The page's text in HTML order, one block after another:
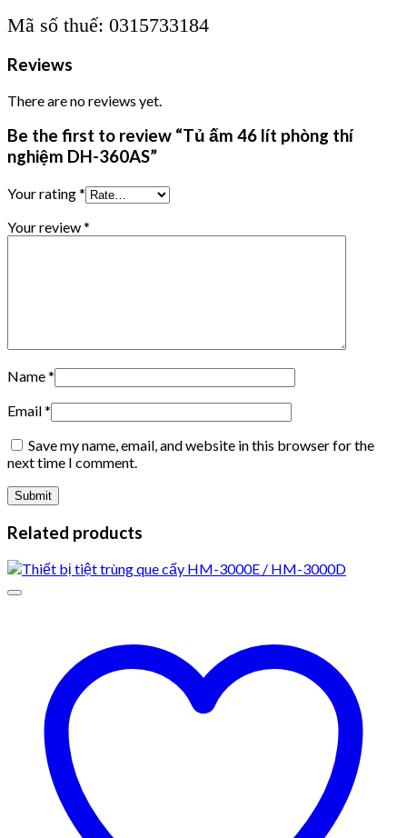
Mã số thuế: 0315733184
Reviews
There are no reviews yet.
Be the first to review “Tủ ấm 46 lít phòng thí
nghiệm DH-360AS”
Your rating*
Your review*
Name*
Email*
Save my name, email, and website in this browser for the
next time I comment.
Related products